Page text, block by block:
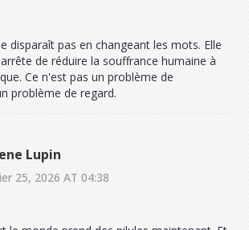
disparaît pas en changeant les mots. Elle
de réduire la souffrance humaine à
Ce n'est pas un problème de
problème de regard.
Lupin
25, 2026 AT 04:38